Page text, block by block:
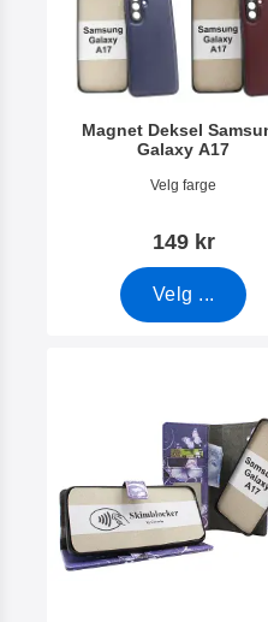
Magnet Deksel
Galaxy A17
Varenummer 53831
Velg farge
149 kr
Velg ...
Samsung GalaxyMerk